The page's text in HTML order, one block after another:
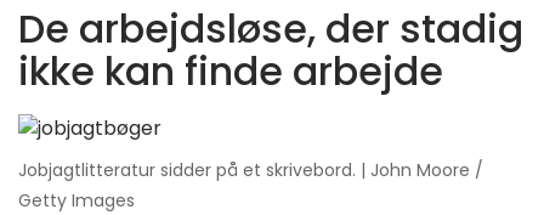
De arbejdsløse, der stadig
ikke kan finde arbejde
Jobjagtlitteratur sidder på et skrivebord. | John Moore /
Getty Images